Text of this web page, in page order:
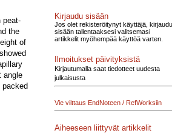
peat-
the
of
angle
Kirjaudu sisään
Jos olet rekisteröitynyt käyttäjä, kirjaudu
sisään tallentaaksesi valitsemasi
artikkelit myöhempää käyttöä varten.
Ilmoitukset päivityksistä
Kirjautumalla saat tiedotteet uudesta
julkaisusta
Vie viittaus EndNoteen / RefWorksiin
Aiheeseen liittyvät artikkelit